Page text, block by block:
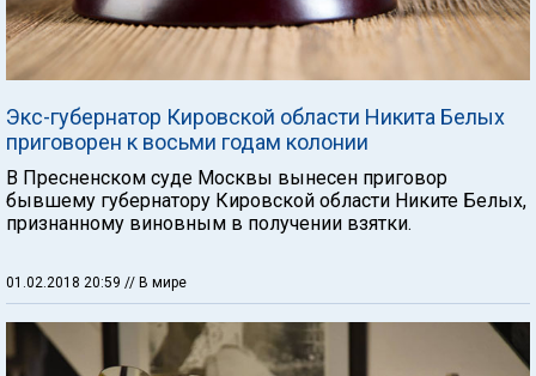
Экс-губернатор Кировской области Никита Белых
приговорен к восьми годам колонии
В Пресненском суде Москвы вынесен приговор
бывшему губернатору Кировской области Никите Белых,
признанному виновным в получении взятки.
01.02.2018 20:59 // В мире